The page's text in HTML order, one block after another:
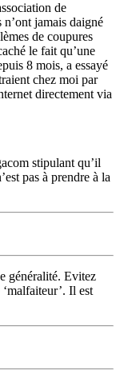
de
n’ont jamais daigné
de coupures
le fait qu’une
8 mois, a essayé
chez moi par
directement via
stipulant qu’il
pas à prendre à la
généralité. Evitez
Il est